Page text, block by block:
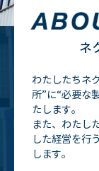
ネ
わたしたちネ
所”に“必要な
たします。
また、わたし
した経営を行
します。